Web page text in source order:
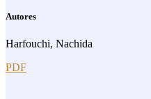
Autores
Harfouchi, Nachida
PDF